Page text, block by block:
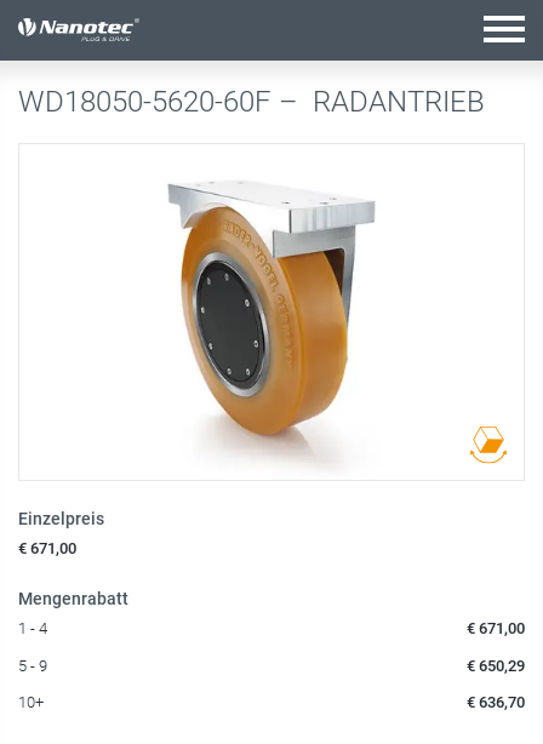
Aktive Kombination
WD18050-5620-60F – RADANTRIEB
Einzelpreis
€ 671,00
Mengenrabatt
1 - 4 € 671,00
5 - 9 € 650,29
10+ € 636,70